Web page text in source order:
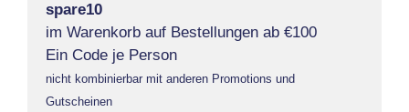
spare10
im Warenkorb auf Bestellungen ab €100
Ein Code je Person
nicht kombinierbar mit anderen Promotions und
Gutscheinen